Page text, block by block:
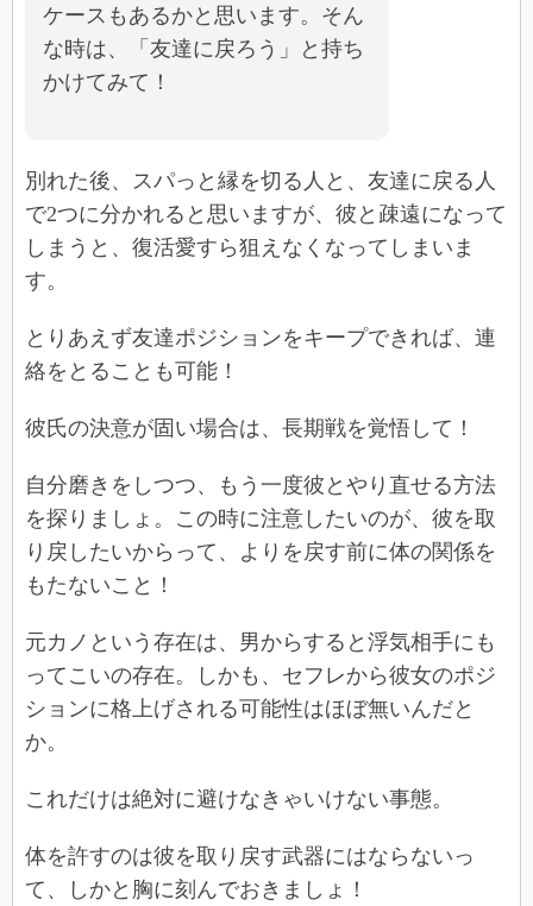
ケースもあるかと思います。そん
な時は、「友達に戻ろう」と持ち
かけてみて！
別れた後、スパっと縁を切る人と、友達に戻る人
で2つに分かれると思いますが、彼と疎遠になって
しまうと、復活愛すら狙えなくなってしまいま
す。
とりあえず友達ポジションをキープできれば、連
絡をとることも可能！
彼氏の決意が固い場合は、長期戦を覚悟して！
自分磨きをしつつ、もう一度彼とやり直せる方法
を探りましょ。この時に注意したいのが、彼を取
り戻したいからって、よりを戻す前に体の関係を
もたないこと！
元カノという存在は、男からすると浮気相手にも
ってこいの存在。しかも、セフレから彼女のポジ
ションに格上げされる可能性はほぼ無いんだと
か。
これだけは絶対に避けなきゃいけない事態。
体を許すのは彼を取り戻す武器にはならないっ
て、しかと胸に刻んでおきましょ！